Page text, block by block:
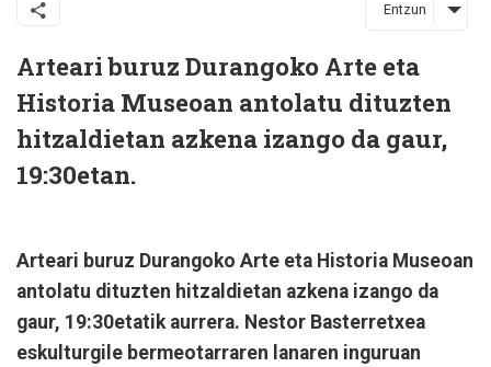
Entzun
Arteari buruz Durangoko Arte eta
Historia Museoan antolatu dituzten
hitzaldietan azkena izango da gaur,
19:30etan.
Arteari buruz Durangoko Arte eta Historia Museoan
antolatu dituzten hitzaldietan azkena izango da
gaur, 19:30etatik aurrera. Nestor Basterretxea
eskulturgile bermeotarraren lanaren inguruan